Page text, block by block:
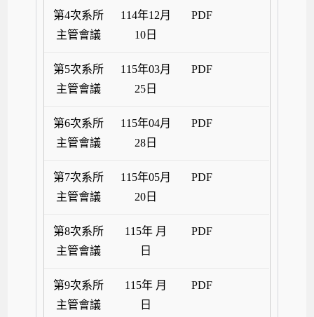
第4次系所
主管會議
114年12月
10日
PDF
第5次系所
主管會議
115年03月
25日
PDF
第6次系所
主管會議
115年04月
28日
PDF
第7次系所
主管會議
115年05月
20日
PDF
第8次系所
主管會議
115年 月
日
PDF
第9次系所
主管會議
115年 月
日
PDF